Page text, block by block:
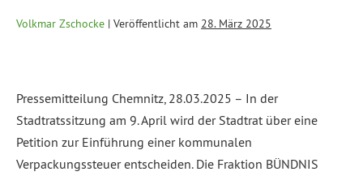
Volkmar Zschocke | Veröffentlicht am 28. März 2025
Pressemitteilung Chemnitz, 28.03.2025 – In der
Stadtratssitzung am 9. April wird der Stadtrat über eine
Petition zur Einführung einer kommunalen
Verpackungssteuer entscheiden. Die Fraktion BÜNDNIS